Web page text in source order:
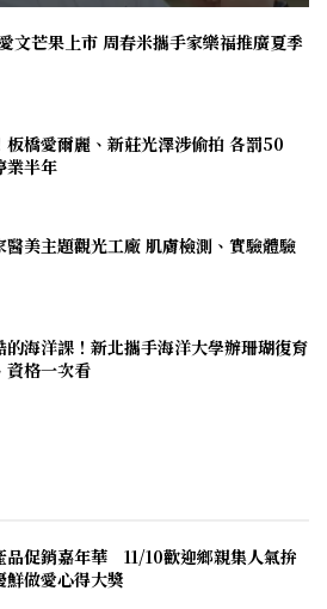
文芒果上市 周春米攜手家樂福推廣夏季
板橋愛爾麗、新莊光澤涉偷拍 各罰50
業半年
醫美主題觀光工廠 肌膚檢測、實驗體驗
的海洋課！新北攜手海洋大學辦珊瑚復育
資格一次看
品促銷嘉年華 11/10歡迎鄉親集人氣拚
鮮做愛心得大獎